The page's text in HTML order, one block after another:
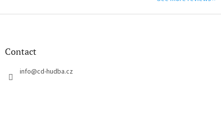
F
Contact
info@cd-hudba.cz